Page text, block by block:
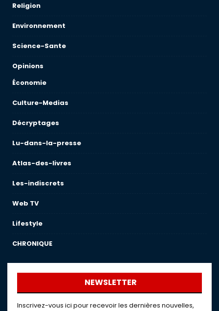
Religion
Environnement
Science-Sante
Opinions
Économie
Culture-Medias
Décryptages
Lu-dans-la-presse
Atlas-des-livres
Les-indiscrets
Web TV
Lifestyle
CHRONIQUE
NEWSLETTER
Inscrivez-vous ici pour recevoir les dernières nouvelles,